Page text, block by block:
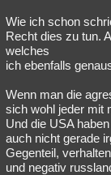
Wie ich schon
Recht dies zu tun.
welches
ich ebenfalls
Wenn man die
sich wohl jeder mit
Und die USA
auch nicht gerade
Gegenteil,
und negativ